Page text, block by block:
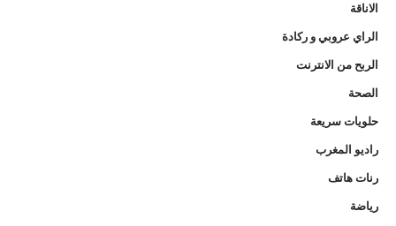
الاناقة
الراي عروبي و ركادة
الربح من الانترنت
الصحة
حلويات سريعة
راديو المغرب
رنات هاتف
رياضة